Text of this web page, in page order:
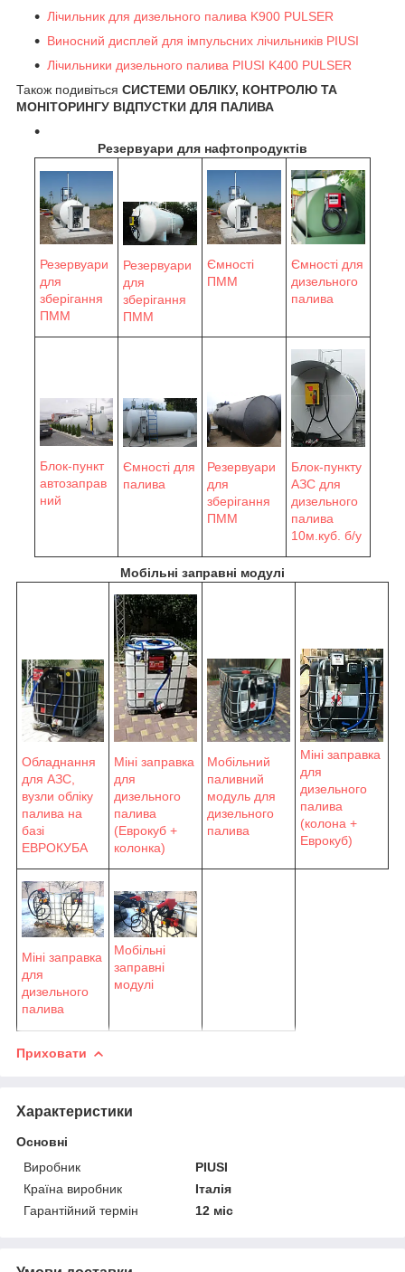
Лічильник для дизельного палива K900 PULSER
Виносний дисплей для імпульсних лічильників PIUSI
Лічильники дизельного палива PIUSI K400 PULSER
Також подивіться СИСТЕМИ ОБЛІКУ, КОНТРОЛЮ ТА
МОНІТОРИНГУ ВІДПУСТКИ ДЛЯ ПАЛИВА
Резервуари для нафтопродуктів
Резервуари
для
зберігання
ПММ
Резервуари
для
зберігання
ПММ
Ємності
ПММ
Ємності для
дизельного
палива
Блок-пункт
автозаправ
ний
Ємності для
палива
Резервуари
для
зберігання
ПММ
Блок-пункту
АЗС для
дизельного
палива
10м.куб. б/у
Мобільні заправні модулі
Обладнання
для АЗС,
вузли обліку
палива на
базі
ЕВРОКУБА
Міні заправка
для
дизельного
палива
(Еврокуб +
колонка)
Мобільний
паливний
модуль для
дизельного
палива
Міні заправка
для
дизельного
палива
(колона +
Еврокуб)
Міні заправка
для
дизельного
палива
Мобільні
заправні
модулі
Приховати
Характеристики
Основні
Виробник
PIUSI
Країна виробник
Італія
Гарантійний термін
12 міс